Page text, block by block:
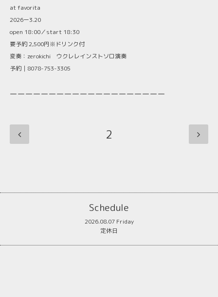
at favorita
2026ー3.20
open 18:00／start 18:30
要予約 2,500円※ドリンク付
変奏：zerokichi ウクレレインストソロ演奏
予約｜8078-753-3305
ーーーーーーーーーーーーーーーーーーーー
2
Schedule
2026.08.07 Friday
定休日